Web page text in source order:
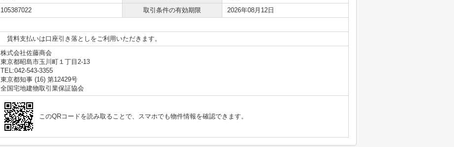
105387022 取引条件の有効期限
2026年08月12日
賃料支払いは口座引き落としをご利用いただきます。
株式会社佐藤商会
東京都昭島市玉川町１丁目2-13
TEL:042-543-3355
東京都知事 (16) 第12429号
全国宅地建物取引業保証協会
このQRコードを読み取ることで、スマホでも物件情報を確認できます。